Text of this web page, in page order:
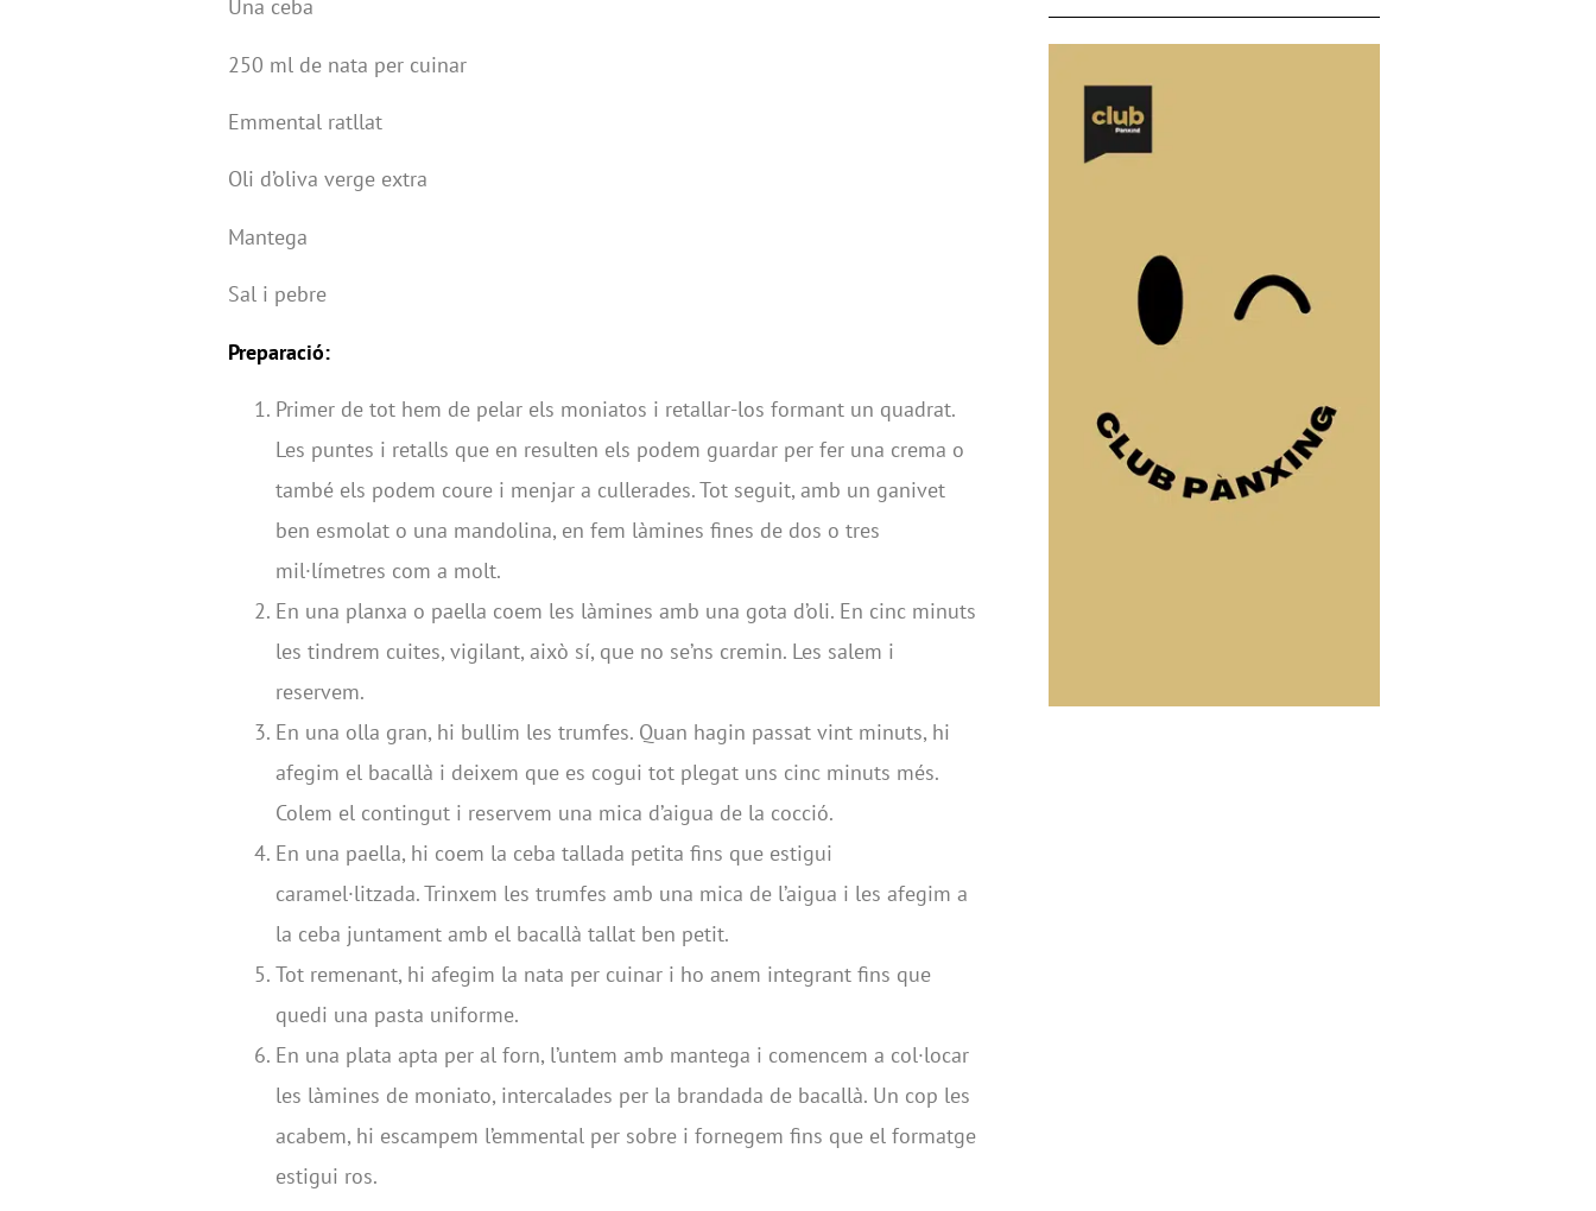
Una ceba
250 ml de nata per cuinar
Emmental ratllat
Oli d’oliva verge extra
Mantega
Sal i pebre
Preparació:
Primer de tot hem de pelar els moniatos i retallar-los formant un quadrat.
Les puntes i retalls que en resulten els podem guardar per fer una crema o
també els podem coure i menjar a cullerades. Tot seguit, amb un ganivet
ben esmolat o una mandolina, en fem làmines fines de dos o tres
mil·límetres com a molt.
En una planxa o paella coem les làmines amb una gota d’oli. En cinc minuts
les tindrem cuites, vigilant, això sí, que no se’ns cremin. Les salem i
reservem.
En una olla gran, hi bullim les trumfes. Quan hagin passat vint minuts, hi
afegim el bacallà i deixem que es cogui tot plegat uns cinc minuts més.
Colem el contingut i reservem una mica d’aigua de la cocció.
En una paella, hi coem la ceba tallada petita fins que estigui
caramel·litzada. Trinxem les trumfes amb una mica de l’aigua i les afegim a
la ceba juntament amb el bacallà tallat ben petit.
Tot remenant, hi afegim la nata per cuinar i ho anem integrant fins que
quedi una pasta uniforme.
En una plata apta per al forn, l’untem amb mantega i comencem a col·locar
les làmines de moniato, intercalades per la brandada de bacallà. Un cop les
acabem, hi escampem l’emmental per sobre i fornegem fins que el formatge
estigui ros.